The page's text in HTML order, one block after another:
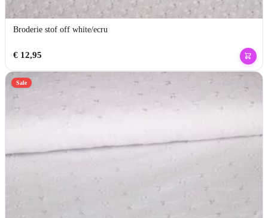
Broderie stof off white/ecru
€12,95
Sale